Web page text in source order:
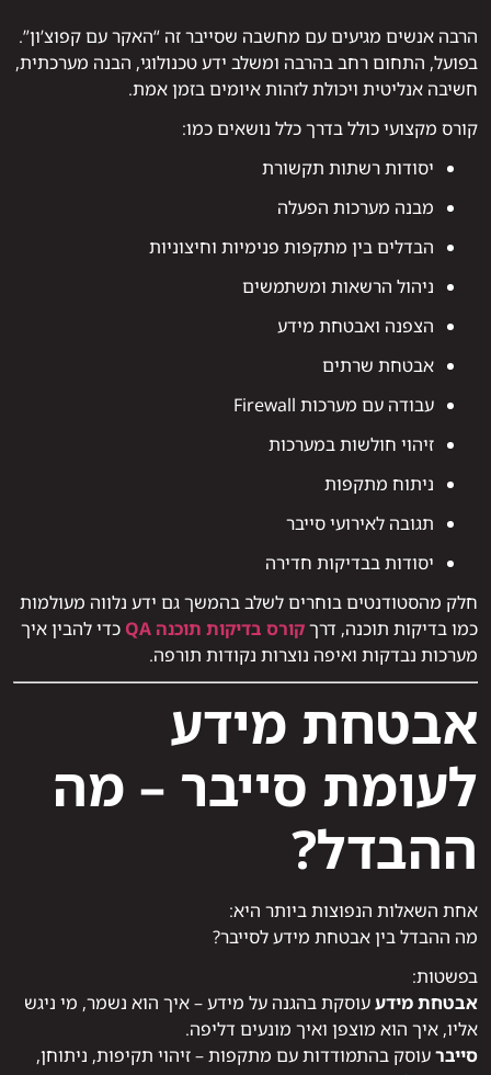
הרבה אנשים מגיעים עם מחשבה שסייבר זה “האקר עם קפוצ’ון”.
בפועל, התחום רחב בהרבה ומשלב ידע טכנולוגי, הבנה מערכתית,
חשיבה אנליטית ויכולת לזהות איומים בזמן אמת.
קורס מקצועי כולל בדרך כלל נושאים כמו:
יסודות רשתות תקשורת
מבנה מערכות הפעלה
הבדלים בין מתקפות פנימיות וחיצוניות
ניהול הרשאות ומשתמשים
הצפנה ואבטחת מידע
אבטחת שרתים
עבודה עם מערכות Firewall
זיהוי חולשות במערכות
ניתוח מתקפות
תגובה לאירועי סייבר
יסודות בבדיקות חדירה
חלק מהסטודנטים בוחרים לשלב בהמשך גם ידע נלווה מעולמות
כמו בדיקות תוכנה, דרךקורס בדיקות תוכנה QA
כדי להבין איך
מערכות נבדקות ואיפה נוצרות נקודות תורפה.
אבטחת מידע
לעומת סייבר – מה
ההבדל?
אחת השאלות הנפוצות ביותר היא:
מה ההבדל בין אבטחת מידע לסייבר?
בפשטות:
אבטחת מידעעוסקת בהגנה על מידע – איך הוא נשמר, מי ניגש
אליו, איך הוא מוצפן ואיך מונעים דליפה.
סייברעוסק בהתמודדות עם מתקפות – זיהוי תקיפות, ניתוחן,